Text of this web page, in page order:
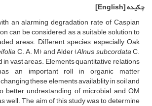
چکیده[English]
an alarming degradation rate of Caspian
can be considered as a suitable solution to
areas. Different species especially Oak
C. A. M) and Alder (Alnus subcordataC.
in vast areas. Elements quantitative relations
an important roll in organic matter
these elements availablity in soil and
better undrestanding of microbial and OM
well. The aim of this study was to determine